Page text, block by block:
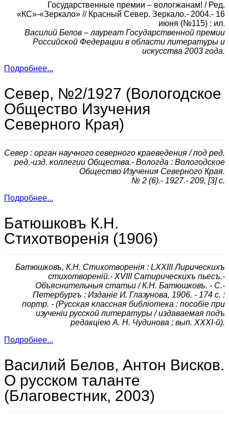
Государственные премии – вологжанам! / Ред.
«КС»-«Зеркало» // Красный Север. Зеркало.- 2004.- 16
июня (№115) : ил.
Василий Белов – лауреат Государственной премии
Российской Федерации в области литературы и
искусства 2003 года.
Подробнее...
Север, №2/1927 (Вологодское
Общество Изучения
Северного Края)
Север : орган научного северного краеведения / под ред.
ред.-изд. коллегии Общества.- Вологда : Вологодское
Общество Изучения Северного Края.
№ 2 (6).- 1927.- 209, [3] с.
Подробнее...
Батюшковъ К.Н.
Стихотворенiя (1906)
Батюшковъ, К.Н. Стихотворенiя : LXXIII Лирическихъ
стихотворенiй.- XVIII Сатирическихъ пьесъ.-
Объяснительныя статьи / К.Н. Батюшковъ. - С.-
Петербургъ : Изданiе И. Глазунова, 1906. - 174 с. :
портр. - (Русская классная библiотека : пособiе при
изученiи русской литературы / издаваемая подъ
редакцiею А. Н. Чудинова ; вып. XXXI-й).
Подробнее...
Василий Белов, Антон Висков.
О русском таланте
(Благовестник, 2003)